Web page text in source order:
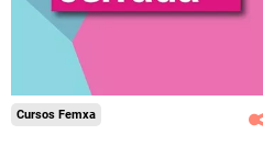
Cursos Femxa